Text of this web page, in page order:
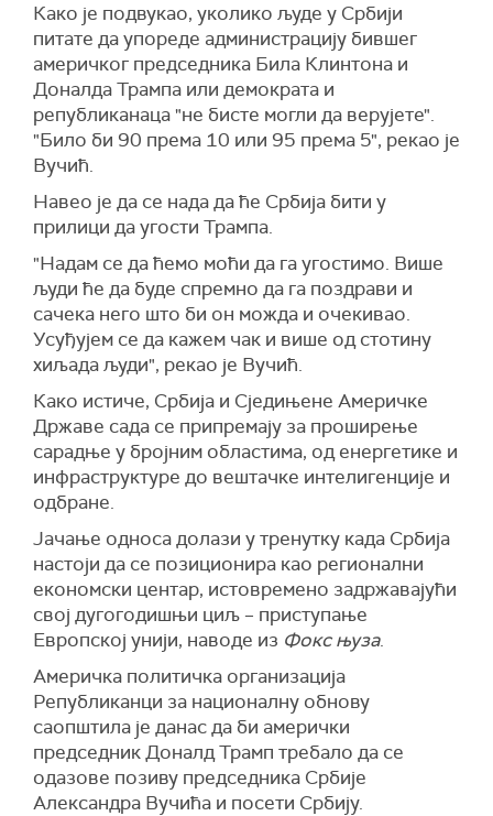
Како је подвукао, уколико људе у Србији
питате да упореде администрацију бившег
америчког председника Била Клинтона и
Доналда Трампа или демократа и
републиканаца "не бисте могли да верујете".
"Било би 90 према 10 или 95 према 5", рекао је
Вучић.
Навео је да се нада да ће Србија бити у
прилици да угости Трампа.
"Надам се да ћемо моћи да га угостимо. Више
људи ће да буде спремно да га поздрави и
сачека него што би он можда и очекивао.
Усуђујем се да кажем чак и више од стотину
хиљада људи", рекао је Вучић.
Како истиче, Србија и Сједињене Америчке
Државе сада се припремају за проширење
сарадње у бројним областима, од енергетике и
инфраструктуре до вештачке интелигенције и
одбране.
Јачање односа долази у тренутку када Србија
настоји да се позиционира као регионални
економски центар, истовремено задржавајући
свој дугогодишњи циљ – приступање
Европској унији, наводе из Фокс њуза.
Америчка политичка организација
Републиканци за националну обнову
саопштила је данас да би амерички
председник Доналд Трамп требало да се
одазове позиву председника Србије
Александра Вучића и посети Србију.